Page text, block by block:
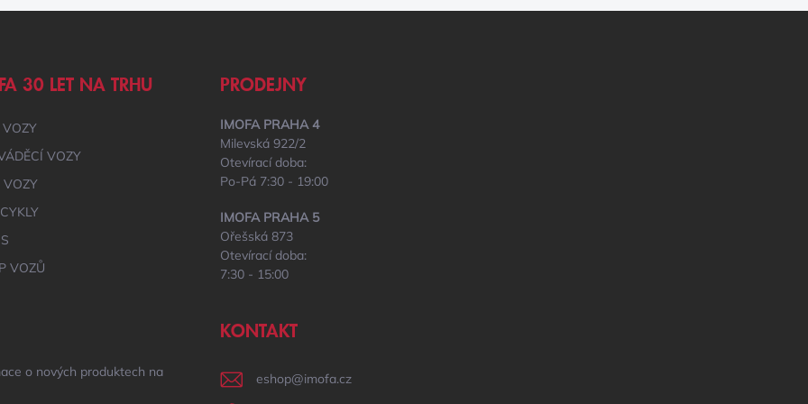
30 LET NA TRHU
VOZY
VOZY
VOZŮ
PRODEJNY
IMOFA PRAHA 4
Milevská 922/2
Otevírací doba:
Po-Pá 7:30 - 19:00
IMOFA PRAHA 5
Ořešská 873
Otevírací doba:
7:30 - 15:00
o nových produktech na
KONTAKT
eshop@imofa.cz